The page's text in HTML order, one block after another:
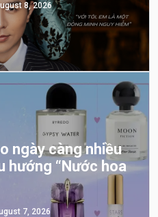
8, 2026
ngày càng nhiều
hướng “Nước hoa
7, 2026